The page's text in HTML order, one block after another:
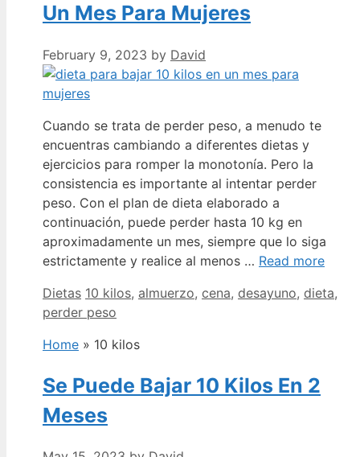
Un Mes Para Mujeres
February 9, 2023 by David
Cuando se trata de perder peso, a menudo te
encuentras cambiando a diferentes dietas y
ejercicios para romper la monotonía. Pero la
consistencia es importante al intentar perder
peso. Con el plan de dieta elaborado a
continuación, puede perder hasta 10 kg en
aproximadamente un mes, siempre que lo siga
estrictamente y realice al menos … Read more
Categories
Dietas Tags
10 kilos, almuerzo, cena, desayuno, dieta,
perder peso
Home » 10 kilos
Se Puede Bajar 10 Kilos En 2
Meses